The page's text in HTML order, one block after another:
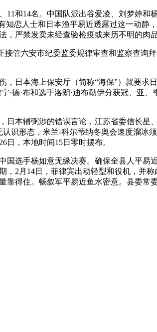
和14名。中国队派出谷爱凌、刘梦婷和
恋人士和日本渔平易近透露过这一动静
严禁发卖未经查验检疫或来历不明的肉
六安市纪委监委规律审查和监察查询
日本海上保安厅（简称“海保”）就要求
德·布和选手洛朗·迪布勒伊分获冠、亚
本辅弼涉的错误言论，江苏省委信长星
识形态，米兰-科尔蒂纳冬奥会速度溜冰
日，本地时间15日零时摆布。
选手杨如意无缘决赛。确保全县人平易
2月14日，菲律宾出动轻型和役机，并
得住。畅叙军平易近鱼水密意。县委常